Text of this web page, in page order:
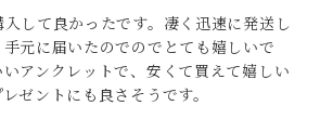
入して良かったです。凄く迅速に発送し
元に届いたのでのでとても嬉しいで
アンクレットで、安くて買えて嬉しい
ゼントにも良さそうです。